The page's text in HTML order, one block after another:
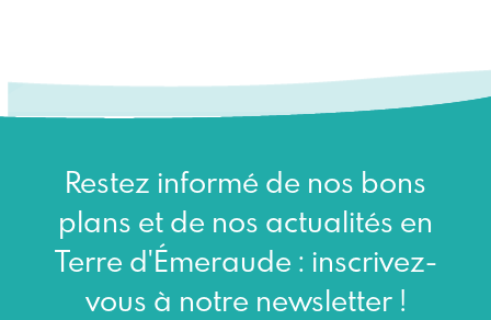
Restez informé de nos bons
plans et de nos actualités en
Terre d'Émeraude : inscrivez-
vous à notre newsletter !